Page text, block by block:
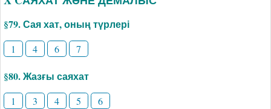
§79. Сая хат, оның түрлері
1 4 6 7
§80. Жазғы саяхат
1 3 4 5 6